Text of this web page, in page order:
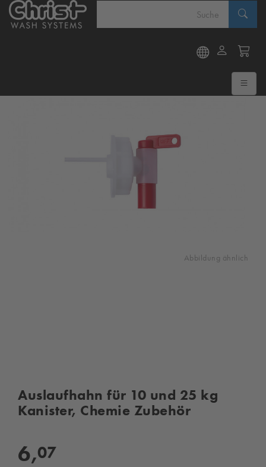
Abbildung ähnlich
Auslaufhahn für 10 und 25 kg
Kanister, Chemie Zubehör
6,07